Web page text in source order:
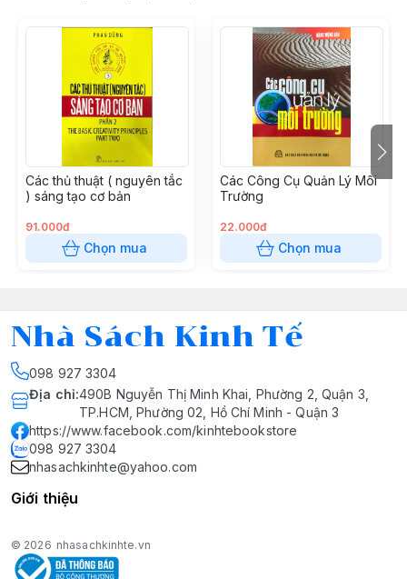
Các thủ thuật ( nguyên tắc
) sáng tạo cơ bản
91.000đ
Chọn mua
Các Công Cụ Quản Lý Môi
Trường
22.000đ
Chọn mua
Nhà Sách Kinh Tế
098 927 3304
Địa chỉ:490B Nguyễn Thị Minh Khai, Phường 2, Quận 3,
TP.HCM, Phường 02, Hồ Chí Minh - Quận 3
https://www.facebook.com/kinhtebookstore
098 927 3304
nhasachkinhte@yahoo.com
Giới thiệu
© 2026 nhasachkinhte.vn